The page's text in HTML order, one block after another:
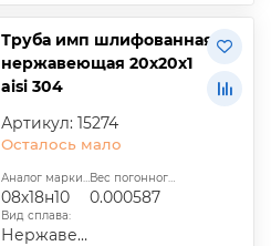
Труба имп шлифованная
нержавеющая 20х20х1
aisi 304
Артикул: 15274
Осталось мало
Аналог марки стали:
08х18н10
Вес погонного метра, т.:
0.000587
Вид сплава:
Нержавеющий